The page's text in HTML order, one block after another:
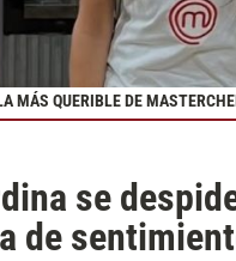
MÁS QUERIBLE DE
se
de